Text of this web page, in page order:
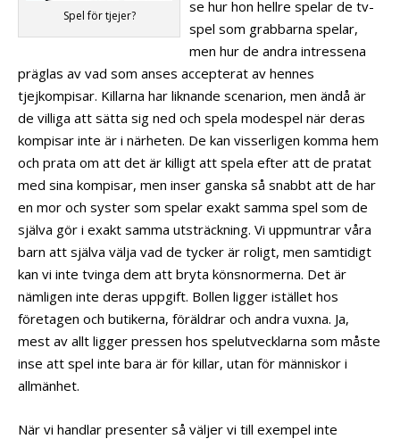
Spel för tjejer?
se hur hon hellre spelar de tv-
spel som grabbarna spelar,
men hur de andra intressena
präglas av vad som anses accepterat av hennes
tjejkompisar. Killarna har liknande scenarion, men ändå är
de villiga att sätta sig ned och spela modespel när deras
kompisar inte är i närheten. De kan visserligen komma hem
och prata om att det är killigt att spela efter att de pratat
med sina kompisar, men inser ganska så snabbt att de har
en mor och syster som spelar exakt samma spel som de
själva gör i exakt samma utsträckning. Vi uppmuntrar våra
barn att själva välja vad de tycker är roligt, men samtidigt
kan vi inte tvinga dem att bryta könsnormerna. Det är
nämligen inte deras uppgift. Bollen ligger istället hos
företagen och butikerna, föräldrar och andra vuxna. Ja,
mest av allt ligger pressen hos spelutvecklarna som måste
inse att spel inte bara är för killar, utan för människor i
allmänhet.
När vi handlar presenter så väljer vi till exempel inte